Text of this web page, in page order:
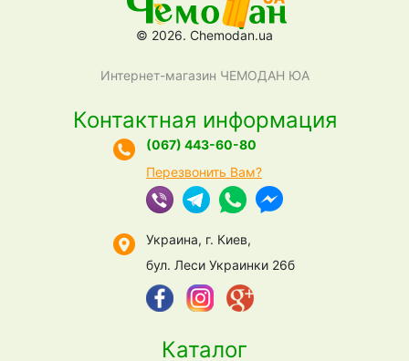
© 2026. Chemodan.ua
Интернет-магазин ЧЕМОДАН ЮА
Каталог
Контактная информация
(067) 443-60-80
Перезвонить Вам?
Украина, г. Киев,
бул. Леси Украинки 26б